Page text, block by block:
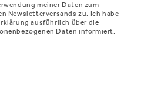
meiner Daten zum
Newsletterversands zu. Ich habe
ausführlich über die
Daten informiert.